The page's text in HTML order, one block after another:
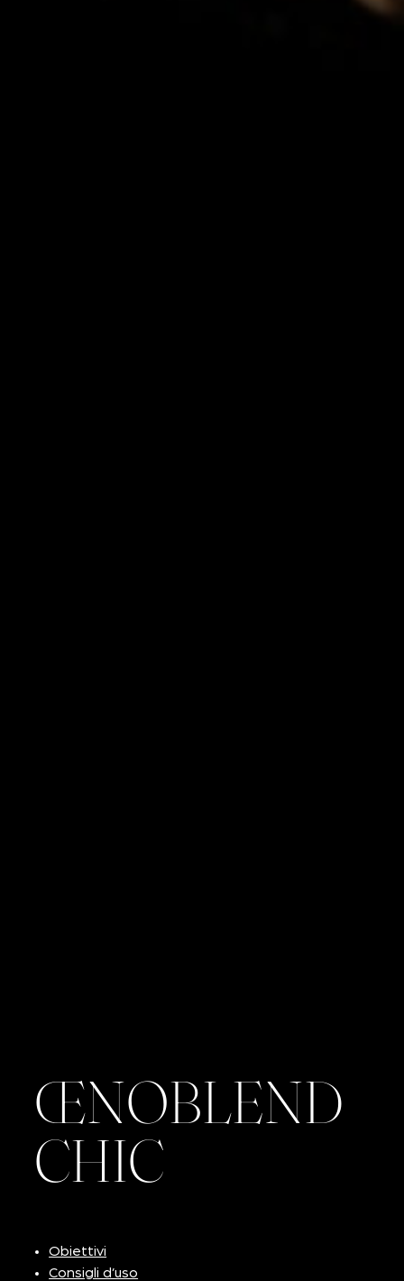
ŒNOBLEND
CHIC
Obiettivi
Consigli d’uso